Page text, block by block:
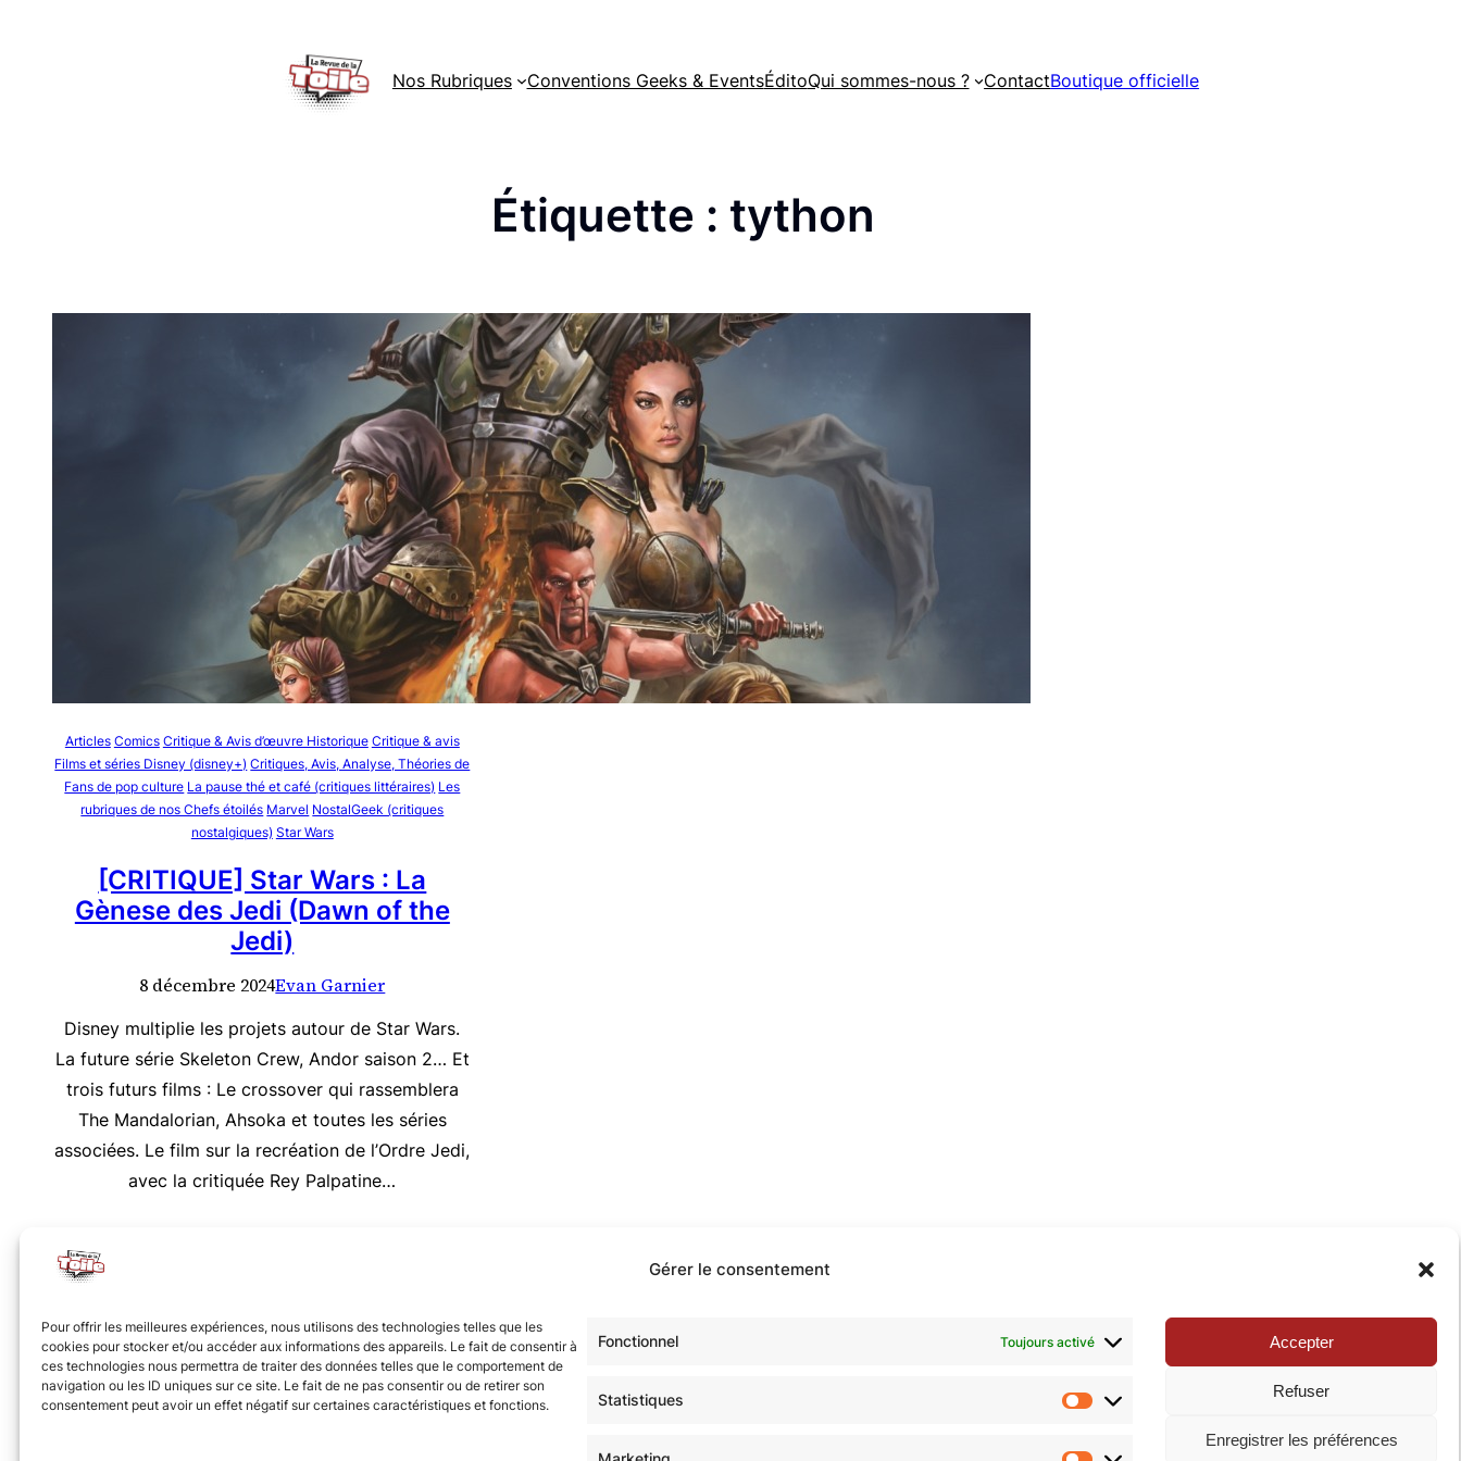
Gérer le consentement
Pour offrir les meilleures expériences, nous utilisons des technologies telles que les
cookies pour stocker et/ou accéder aux informations des appareils. Le fait de consentir à
ces technologies nous permettra de traiter des données telles que le comportement de
navigation ou les ID uniques sur ce site. Le fait de ne pas consentir ou de retirer son
consentement peut avoir un effet négatif sur certaines caractéristiques et fonctions.
Fonctionnel Toujours activé
Statistiques
Accepter
Refuser
Enregistrer les préférences
Nos Rubriques Conventions Geeks & EventsÉditoQui sommes-nous ? ContactBoutique officielle
Étiquette : tython
Articles Comics Critique & Avis d’œuvre Historique Critique & avis
Films et séries Disney (disney+) Critiques, Avis, Analyse, Théories de
Fans de pop culture La pause thé et café (critiques littéraires) Les
rubriques de nos Chefs étoilés Marvel NostalGeek (critiques
nostalgiques) Star Wars
[CRITIQUE] Star Wars : La
Gènese des Jedi (Dawn of the
Jedi)
8 décembre 2024Evan Garnier
Disney multiplie les projets autour de Star Wars.
La future série Skeleton Crew, Andor saison 2… Et
trois futurs films : Le crossover qui rassemblera
The Mandalorian, Ahsoka et toutes les séries
associées. Le film sur la recréation de l’Ordre Jedi,
avec la critiquée Rey Palpatine…
sur tous nos réseaux !